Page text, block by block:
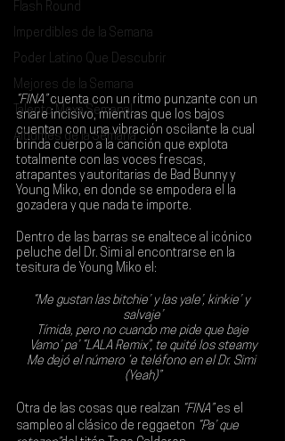
Flash Round
Imperdibles de la Semana
Poder Latino Que Descubrir
Mejores de la Semana
Talento Mexa Semanal
Álbumes de la Semana
“FINA” cuenta con un ritmo punzante con un
snare incisivo, mientras que los bajos
cuentan con una vibración oscilante la cual
brinda cuerpo a la canción que explota
totalmente con las voces frescas,
atrapantes y autoritarias de Bad Bunny y
Young Miko, en donde se empodera el la
gozadera y que nada te importe.
Dentro de las barras se enaltece al icónico
peluche del Dr. Simi al encontrarse en la
tesitura de Young Miko el:
“Me gustan las bitchie’ y las yale’, kinkie’ y
salvaje’
Tímida, pero no cuando me pide que baje
Vamo’ pa’ “LALA Remix”, te quité los steamy
Me dejó el número ‘e teléfono en el Dr. Simi
(Yeah)”
Otra de las cosas que realzan “FINA” es el
sampleo al clásico de reggaeton “Pa’ que